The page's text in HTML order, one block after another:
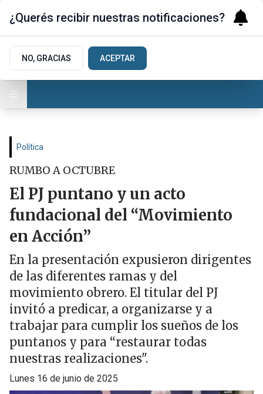
Política
RUMBO A OCTUBRE
El PJ puntano y un acto
fundacional del “Movimiento
en Acción”
En la presentación expusieron dirigentes
de las diferentes ramas y del
movimiento obrero. El titular del PJ
invitó a predicar, a organizarse y a
trabajar para cumplir los sueños de los
puntanos y para “restaurar todas
nuestras realizaciones".
lunes 16 de junio de 2025
¿Querés recibir nuestras notificaciones?
NO, GRACIAS ACEPTAR